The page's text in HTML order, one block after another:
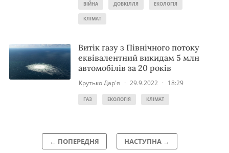
ВІЙНА ДОВКІЛЛЯ ЕКОЛОГІЯ
КЛІМАТ
Витік газу з Північного потоку
еквівалентний викидам 5 млн
автомобілів за 20 років
Крутько Дар'я · 29.9.2022 · 18:29
ГАЗ ЕКОЛОГІЯ КЛІМАТ
← ПОПЕРЕДНЯ НАСТУПНА →